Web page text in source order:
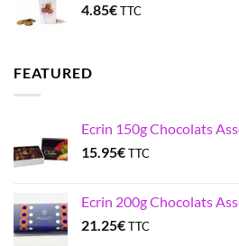
4.85€TTC
FEATURED
Ecrin 150g Chocolats
15.95€TTC
Ecrin 200g Chocolats
21.25€TTC